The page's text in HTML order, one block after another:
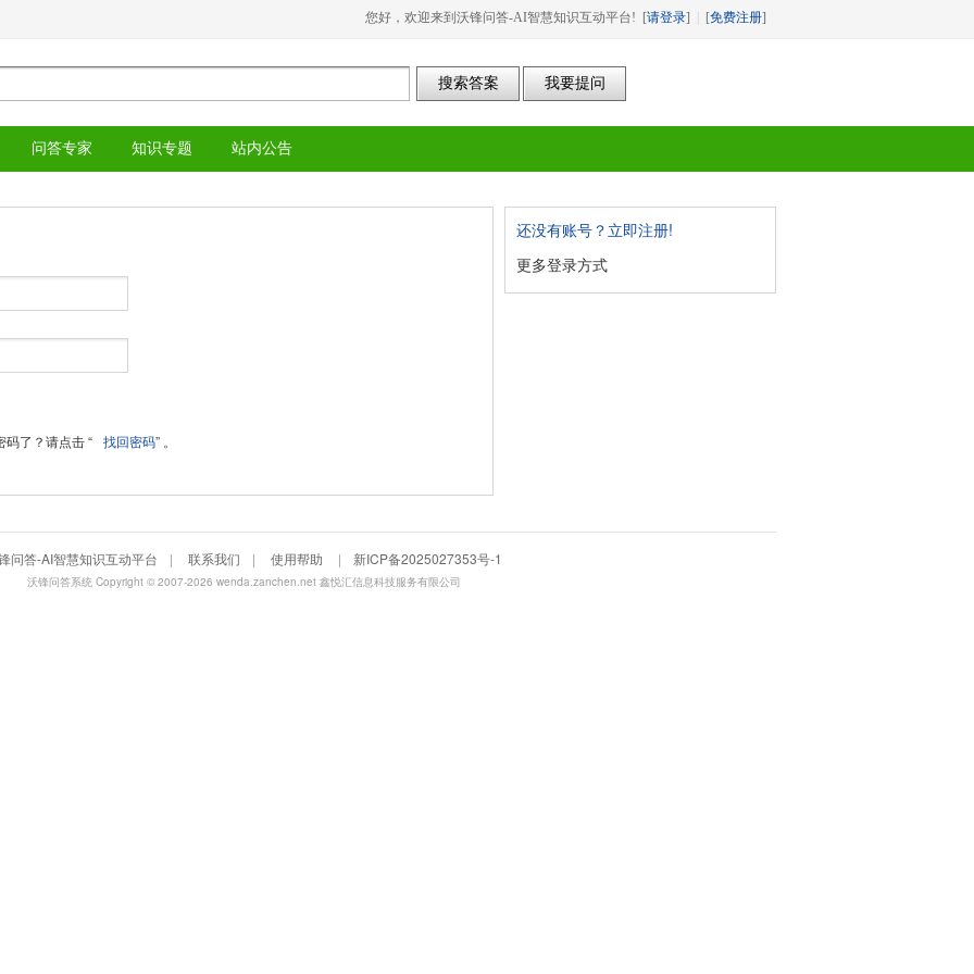
您好，欢迎来到沃锋问答-AI智慧知识互动平台! [请登录] [免费注册]
问答专家 知识专题 站内公告
了？请点击 “ 找回密码” 。
还没有账号？立即注册!
更多登录方式
问答-AI智慧知识互动平台 | 联系我们 | 使用帮助 | 新ICP备2025027353号-1
沃锋问答系统Copyright © 2007-2026 wenda.zanchen.net鑫悦汇信息科技服务有限公司